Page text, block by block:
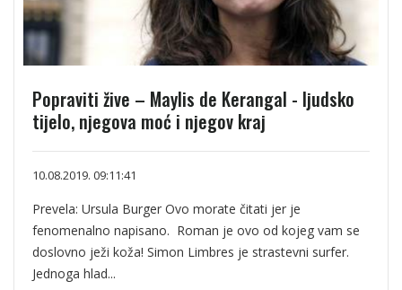
Popraviti žive – Maylis de Kerangal - ljudsko
tijelo, njegova moć i njegov kraj
10.08.2019. 09:11:41
Prevela: Ursula Burger Ovo morate čitati jer je
fenomenalno napisano. Roman je ovo od kojeg vam se
doslovno ježi koža! Simon Limbres je strastevni surfer.
Jednoga hlad...